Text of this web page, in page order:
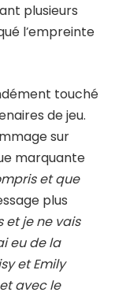
plusieurs
l’empreinte
touché
de jeu.
sur
marquante
et que
plus
et je ne vais
eu de la
et Emily
avec le